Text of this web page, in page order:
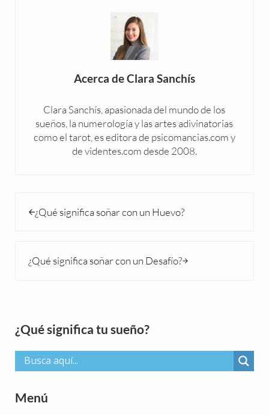
Acerca deClara Sanchís
Clara Sanchís, apasionada del mundo de los
sueños, la numerología y las artes adivinatorias
como el tarot, es editora de psicomancias.com y
de videntes.com desde 2008.
¿Qué significa soñar con un Huevo?
¿Qué significa soñar con un Desafío?
Sidebar
¿Qué significa tu sueño?
Menú